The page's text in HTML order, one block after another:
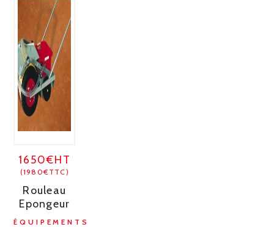
1650€HT
(1980€TTC)
Rouleau
Epongeur
ÉQUIPEMENTS